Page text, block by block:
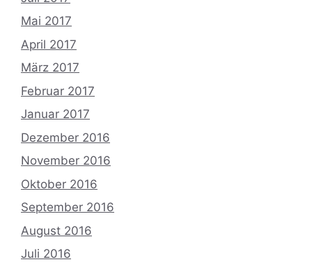
Mai 2017
April 2017
März 2017
Februar 2017
Januar 2017
Dezember 2016
November 2016
Oktober 2016
September 2016
August 2016
Juli 2016